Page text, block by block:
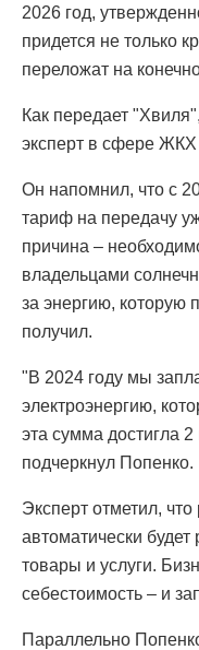
2026 год,
придется не только
переложат на
Как передает
эксперт в сфере
Он напомнил, что с
тариф на передачу
причина –
владельцами
за энергию, которую
получил.
"В 2024 году мы
электроэнергию,
эта сумма достигла
подчеркнул Попенко.
Эксперт отметил,
автоматически
товары и услуги.
себестоимость – и
Параллельно